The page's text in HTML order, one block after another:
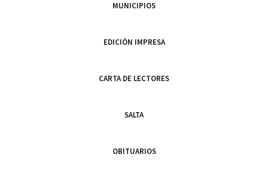
MUNICIPIOS
EDICIÓN IMPRESA
CARTA DE LECTORES
SALTA
OBITUARIOS